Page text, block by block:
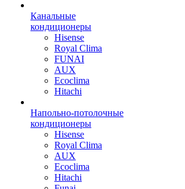
Канальные
кондиционеры
Hisense
Royal Clima
FUNAI
AUX
Ecoclima
Hitachi
Напольно-потолочные
кондиционеры
Hisense
Royal Clima
AUX
Ecoclima
Hitachi